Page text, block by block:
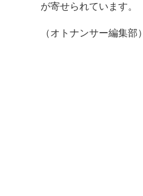
が寄せられています。
（オトナンサー編集部）